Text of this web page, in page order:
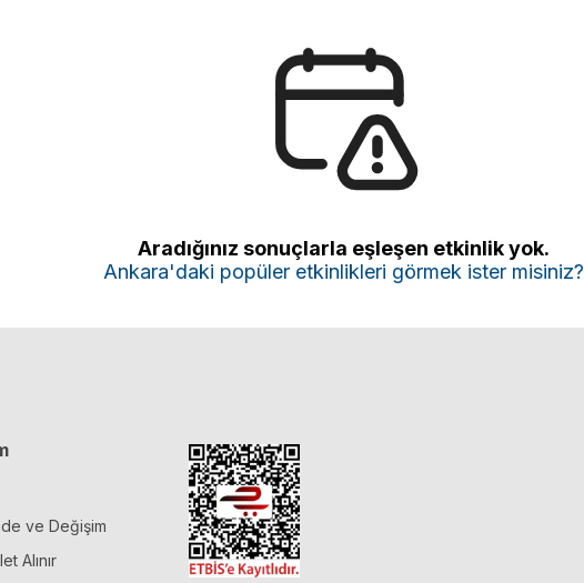
Aradığınız sonuçlarla eşleşen etkinlik yok.
Ankara'daki popüler etkinlikleri görmek ister misiniz?
ve Değişim
Alınır